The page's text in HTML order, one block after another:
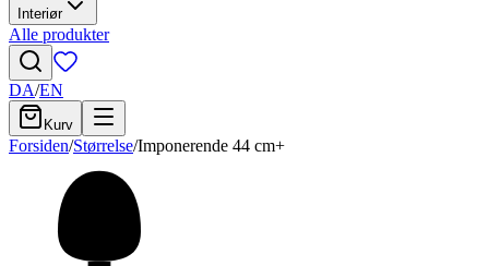
Interiør
Alle produkter
DA/EN
Kurv
Forsiden/Størrelse/Imponerende 44 cm+